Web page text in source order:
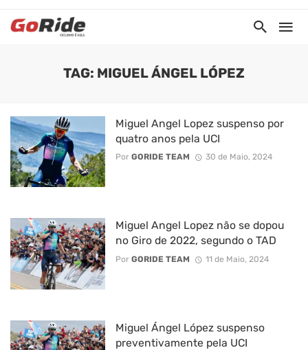
TAG: MIGUEL ÁNGEL LÓPEZ
Miguel Angel Lopez suspenso por
quatro anos pela UCI
Por GORIDE TEAM 30 de Maio, 2024
Miguel Angel Lopez não se dopou
no Giro de 2022, segundo o TAD
Por GORIDE TEAM 11 de Maio, 2024
Miguel Ángel López suspenso
preventivamente pela UCI